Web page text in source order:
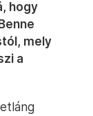
hogy
mely
a